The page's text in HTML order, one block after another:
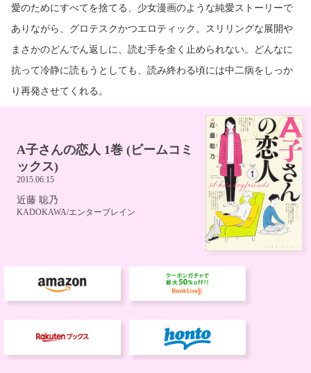
愛のためにすべてを捨てる、少女漫画のような純愛ストーリーで
ありながら、グロテスクかつエロティック。スリリングな展開や
まさかのどんでん返しに、読む手を全く止められない。どんなに
抗って冷静に読もうとしても、読み終わる頃には中二病をしっか
り再発させてくれる。